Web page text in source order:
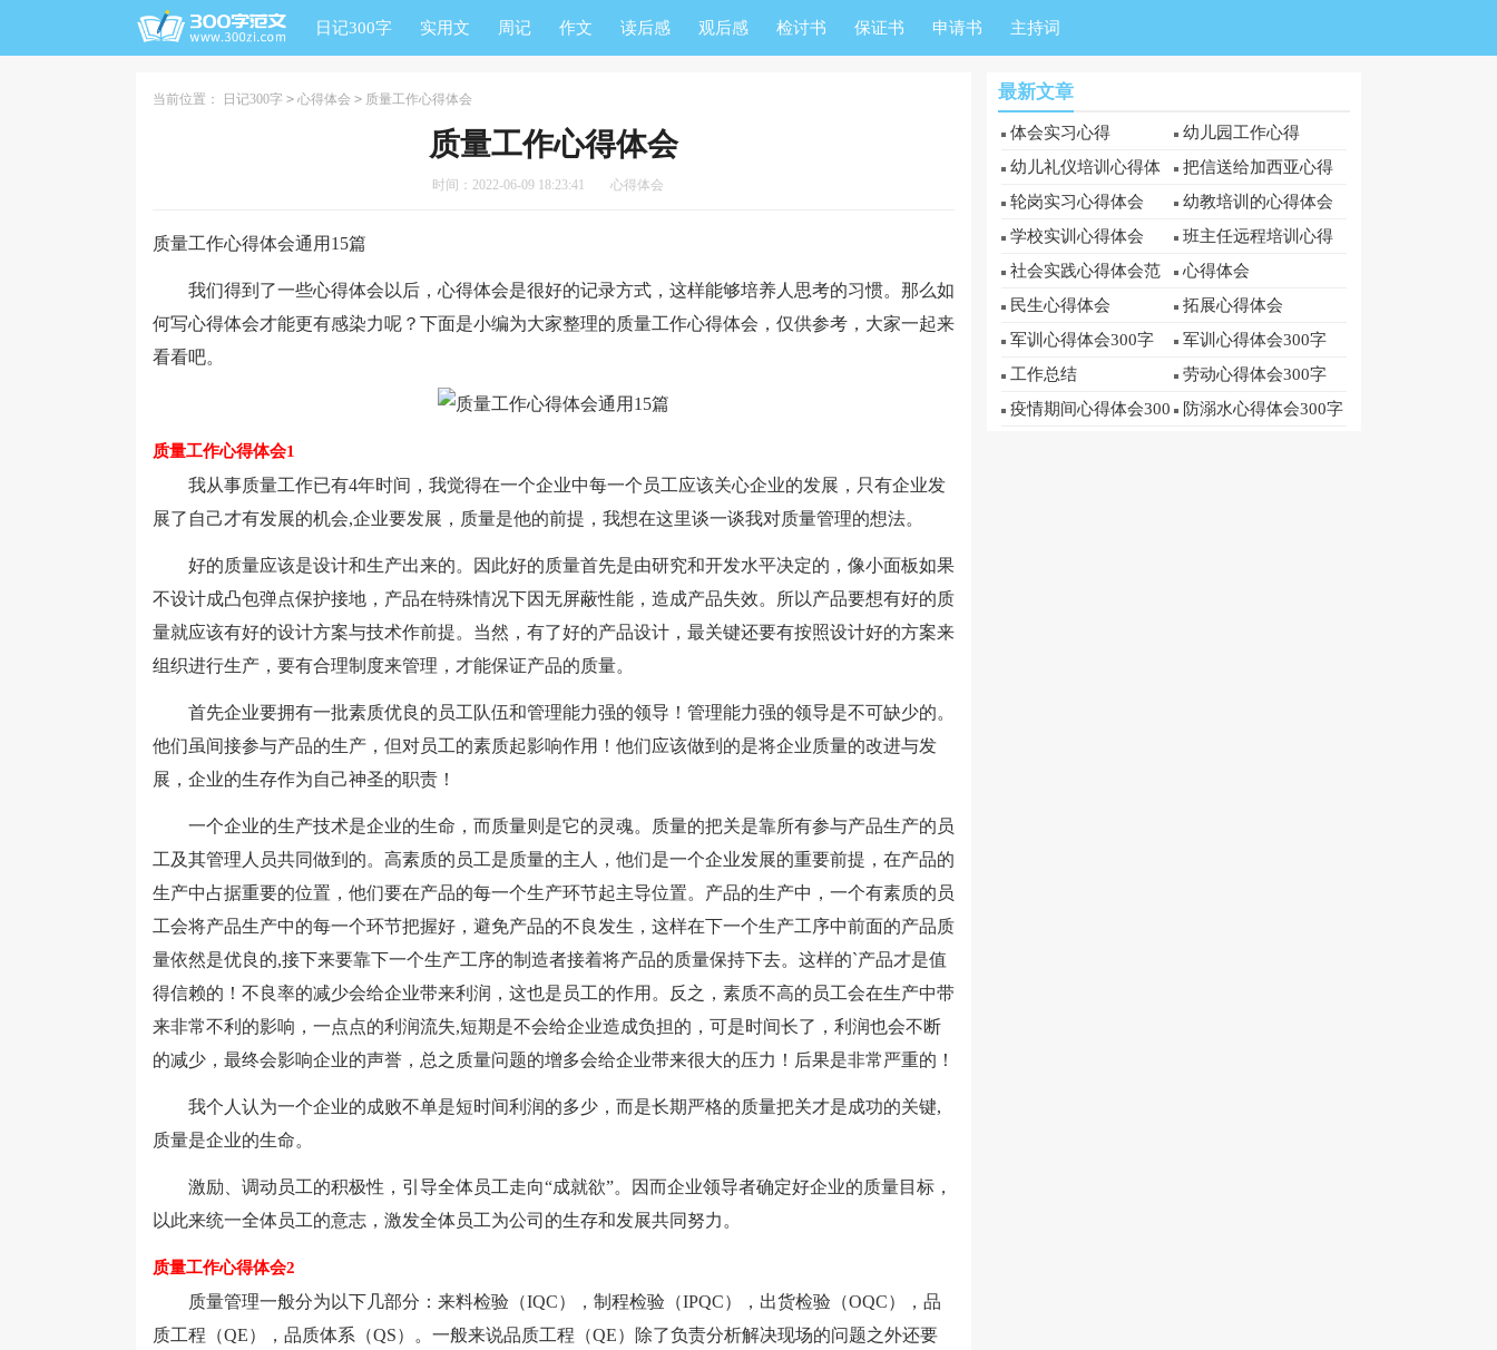
日记300字 实用文 周记 作文 读后感 观后感 检讨书 保证书 申请书 主持词
当前位置： 日记300字 > 心得体会 > 质量工作心得体会
质量工作心得体会
时间：2022-06-09 18:23:41 心得体会
质量工作心得体会通用15篇
我们得到了一些心得体会以后，心得体会是很好的记录方式，这样能够培养人思考的习惯。那么如
何写心得体会才能更有感染力呢？下面是小编为大家整理的质量工作心得体会，仅供参考，大家一起来
看看吧。
质量工作心得体会1
我从事质量工作已有4年时间，我觉得在一个企业中每一个员工应该关心企业的发展，只有企业发
展了自己才有发展的机会,企业要发展，质量是他的前提，我想在这里谈一谈我对质量管理的想法。
好的质量应该是设计和生产出来的。因此好的质量首先是由研究和开发水平决定的，像小面板如果
不设计成凸包弹点保护接地，产品在特殊情况下因无屏蔽性能，造成产品失效。所以产品要想有好的质
量就应该有好的设计方案与技术作前提。当然，有了好的产品设计，最关键还要有按照设计好的方案来
组织进行生产，要有合理制度来管理，才能保证产品的质量。
首先企业要拥有一批素质优良的员工队伍和管理能力强的领导！管理能力强的领导是不可缺少的。
他们虽间接参与产品的生产，但对员工的素质起影响作用！他们应该做到的是将企业质量的改进与发
展，企业的生存作为自己神圣的职责！
一个企业的生产技术是企业的生命，而质量则是它的灵魂。质量的把关是靠所有参与产品生产的员
工及其管理人员共同做到的。高素质的员工是质量的主人，他们是一个企业发展的重要前提，在产品的
生产中占据重要的位置，他们要在产品的每一个生产环节起主导位置。产品的生产中，一个有素质的员
工会将产品生产中的每一个环节把握好，避免产品的不良发生，这样在下一个生产工序中前面的产品质
量依然是优良的,接下来要靠下一个生产工序的制造者接着将产品的质量保持下去。这样的`产品才是值
得信赖的！不良率的减少会给企业带来利润，这也是员工的作用。反之，素质不高的员工会在生产中带
来非常不利的影响，一点点的利润流失,短期是不会给企业造成负担的，可是时间长了，利润也会不断
的减少，最终会影响企业的声誉，总之质量问题的增多会给企业带来很大的压力！后果是非常严重的！
我个人认为一个企业的成败不单是短时间利润的多少，而是长期严格的质量把关才是成功的关键,
质量是企业的生命。
激励、调动员工的积极性，引导全体员工走向“成就欲”。因而企业领导者确定好企业的质量目标，
以此来统一全体员工的意志，激发全体员工为公司的生存和发展共同努力。
质量工作心得体会2
质量管理一般分为以下几部分：来料检验（IQC），制程检验（IPQC），出货检验（OQC），品
质工程（QE），品质体系（QS）。一般来说品质工程（QE）除了负责分析解决现场的问题之外还要
最新文章
体会实习心得
幼儿园工作心得
幼儿礼仪培训心得体
会
把信送给加西亚心得
体会
轮岗实习心得体会
幼教培训的心得体会
学校实训心得体会
班主任远程培训心得
体会
社会实践心得体会范
文300字(通用3篇)
心得体会
民生心得体会
拓展心得体会
军训心得体会300字
军训心得体会300字
工作总结
劳动心得体会300字
疫情期间心得体会300
防溺水心得体会300字